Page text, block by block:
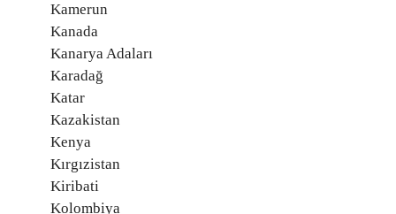
Kamerun
Kanada
Kanarya Adaları
Karadağ
Katar
Kazakistan
Kenya
Kırgızistan
Kiribati
Kolombiya